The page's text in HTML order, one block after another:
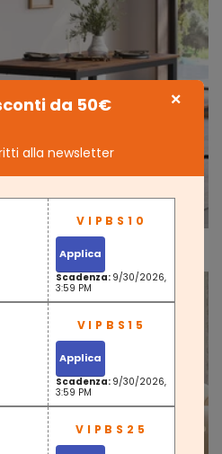
×
da 50€
alla newsletter
Applica
Scadenza: 9/30/2026,
3:59 PM
Applica
Scadenza: 9/30/2026,
3:59 PM